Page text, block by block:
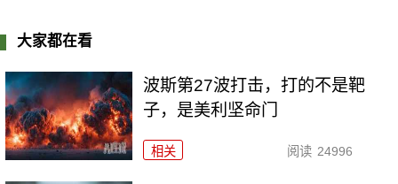
大家都在看
波斯第27波打击，打的不是靶
子，是美利坚命门
相关 阅读 24996